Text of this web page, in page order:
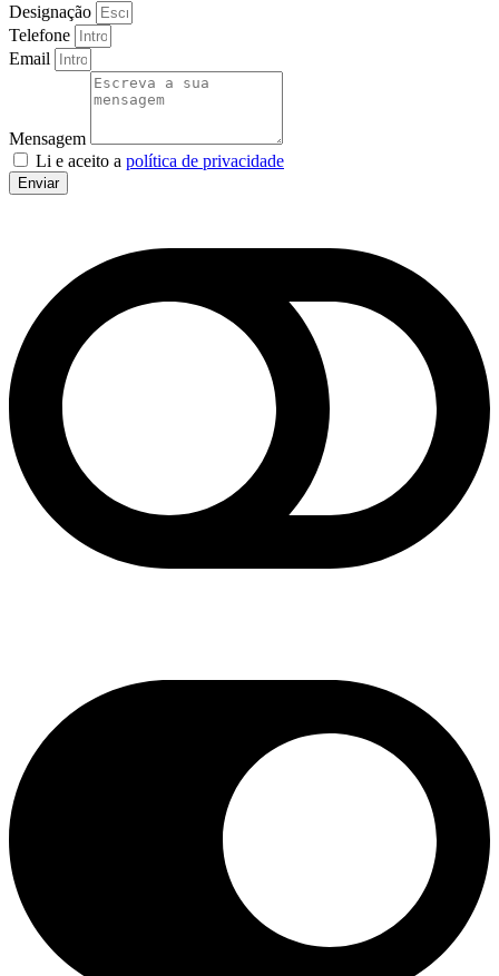
Designação
Telefone
Email
Mensagem
Li e aceito a política de privacidade
Enviar